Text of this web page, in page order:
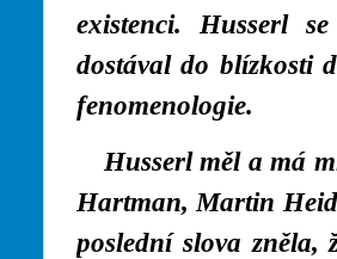
existenci. Husserl
dostával do blízkosti
fenomenologie.
Husserl měl a má
Hartman, Martin
poslední slova zněla,